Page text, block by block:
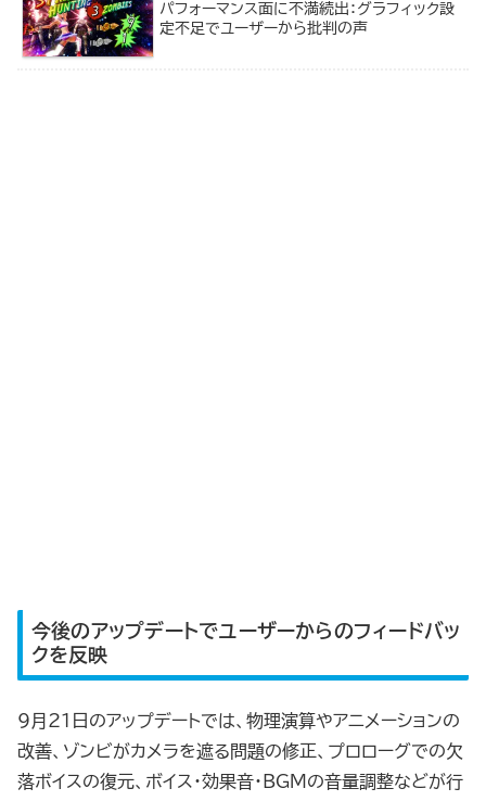
パフォーマンス面に不満続出：グラフィック設
定不足でユーザーから批判の声
今後のアップデートでユーザーからのフィードバッ
クを反映
9月21日のアップデートでは、物理演算やアニメーションの
改善、ゾンビがカメラを遮る問題の修正、プロローグでの欠
落ボイスの復元、ボイス・効果音・BGMの音量調整などが行